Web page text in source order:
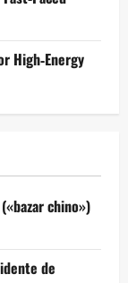
High‑Energy
chino»)
de